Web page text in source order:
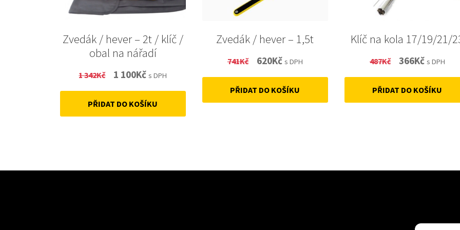
Zvedák / hever – 2t / klíč /
obal na nářadí
1 342Kč
Original
price
was:
1 100KčCurrent
price
is:
s DPH
PŘIDAT DO KOŠÍKU
Zvedák / hever – 1,5t
741Kč
Original
price
was:
620KčCurrent
price
is:
s DPH
PŘIDAT DO KOŠÍKU
Klíč na kola 17/19/21/
487Kč
Original
price
was:
366KčCurrent
price
is:
s DPH
PŘIDAT DO KOŠÍKU